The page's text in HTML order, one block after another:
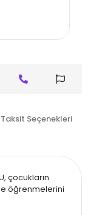
Taksit Seçenekleri
çocukların
öğrenmelerini